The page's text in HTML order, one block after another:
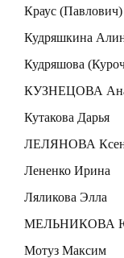
Краус (Павлович)
Кудряшкина
Кудряшова
КУЗНЕЦОВА
Кутакова Дарья
ЛЕЛЯНОВА
Лененко Ирина
Ляликова Элла
МЕЛЬНИКОВА
Мотуз Максим